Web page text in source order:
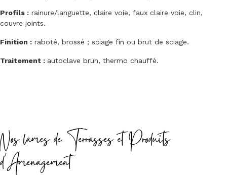
Profils : rainure/languette, claire voie, faux claire voie, clin,
couvre joints.
Finition : raboté, brossé ; sciage fin ou brut de sciage.
Traitement : autoclave brun, thermo chauffé.
Nos lames de Terrasses et Produits
d'Amenagement